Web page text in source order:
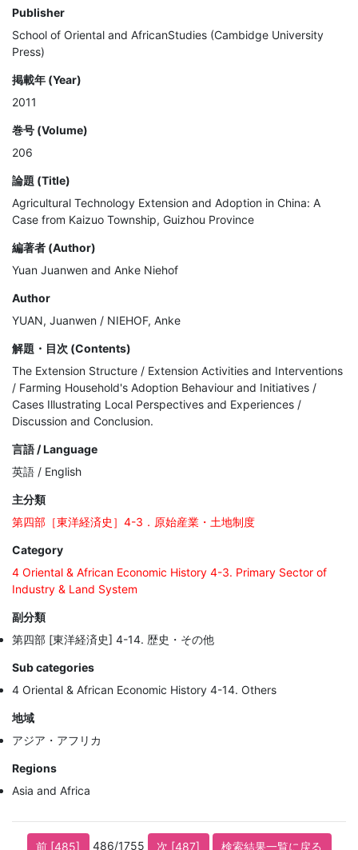
Publisher
School of Oriental and AfricanStudies (Cambidge University
Press)
掲載年 (Year)
2011
巻号 (Volume)
206
論題 (Title)
Agricultural Technology Extension and Adoption in China: A
Case from Kaizuo Township, Guizhou Province
編著者 (Author)
Yuan Juanwen and Anke Niehof
Author
YUAN, Juanwen / NIEHOF, Anke
解題・目次 (Contents)
The Extension Structure / Extension Activities and Interventions
/ Farming Household's Adoption Behaviour and Initiatives /
Cases Illustrating Local Perspectives and Experiences /
Discussion and Conclusion.
言語 / Language
英語 / English
主分類
第四部［東洋経済史］4-3．原始産業・土地制度
Category
4 Oriental & African Economic History 4-3. Primary Sector of
Industry & Land System
副分類
第四部 [東洋経済史] 4-14. 歴史・その他
Sub categories
4 Oriental & African Economic History 4-14. Others
地域
アジア・アフリカ
Regions
Asia and Africa
前 [485] 486/1755 次 [487] 検索結果一覧に戻る